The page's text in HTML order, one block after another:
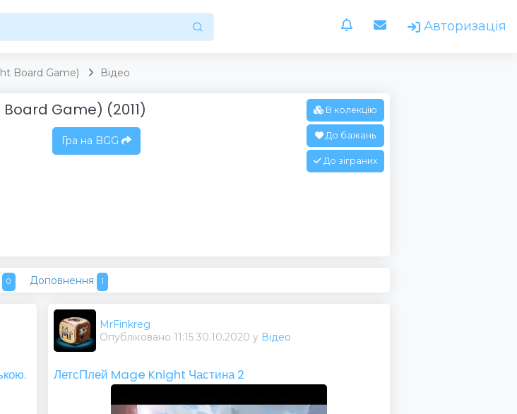
Авторизація
Board Game) Відео
Game) (2011)
Гра на BGG
В колекцію
До бажань
До зіграних
0 Доповнення 1
MrFinkreg
Опубліковано 11:15 30.10.2020 у Відео
ЛетсПлей Mage Knight Частина 2